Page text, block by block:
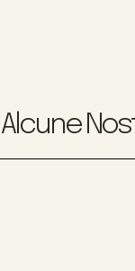
Alcune